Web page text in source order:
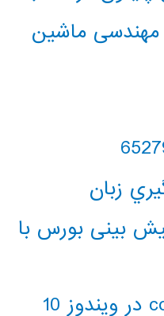
مهندسی ماشین
زبان
بینی بورس با